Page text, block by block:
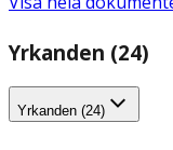
Yrkanden (24)
Yrkanden (24)